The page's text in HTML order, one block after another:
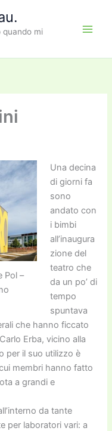
quando mi
Pol –
Una decina
di giorni fa
sono
andato con
i bimbi
all’inaugura
zione del
teatro che
da un po’ di
tempo
spuntava
che hanno ficcato
Erba, vicino alla
per il suo utilizzo è
membri hanno fatto
a grandi e
da tante
per laboratori vari: a